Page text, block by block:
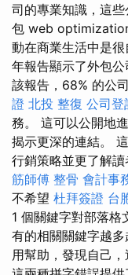
司的專業知識，這
包 web
動在商業生活中是
年報告顯示了外包
該報告，68% 的公
證 北投 整復 公司登
務。 這可以公開地
揭示更深的連結。
行銷策略並更了解
筋師傅 整骨 會計事
不希望 杜拜簽證 台
1 個關鍵字對部落格
有的相關關鍵字越
用幫助，發現自己